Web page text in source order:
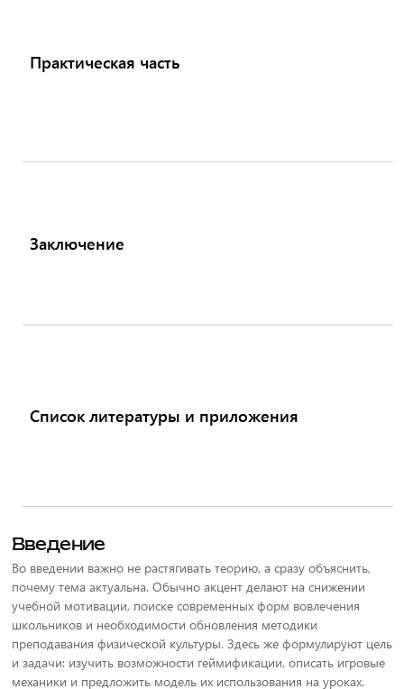
Практическая часть
Заключение
Список литературы и приложения
Введение
Во введении важно не растягивать теорию, а сразу объяснить,
почему тема актуальна. Обычно акцент делают на снижении
учебной мотивации, поиске современных форм вовлечения
школьников и необходимости обновления методики
преподавания физической культуры. Здесь же формулируют цель
и задачи: изучить возможности геймификации, описать игровые
механики и предложить модель их использования на уроках.